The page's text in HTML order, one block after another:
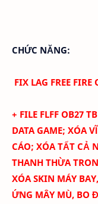
CHỨC NĂNG:
FIX LAG FREE
+ FILE FLFF OB27 TB
DATA GAME; XÓA
CÁO; XÓA TẤT CẢ
THANH THỪA
XÓA SKIN MÁY BAY
ỨNG MÂY MÙ, BO